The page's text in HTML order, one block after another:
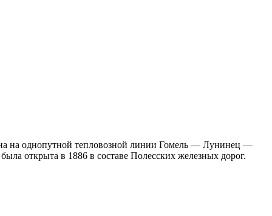
на однопутной тепловозной линии Гомель — Лунинец —
открыта в 1886 в составе Полесских железных дорог.